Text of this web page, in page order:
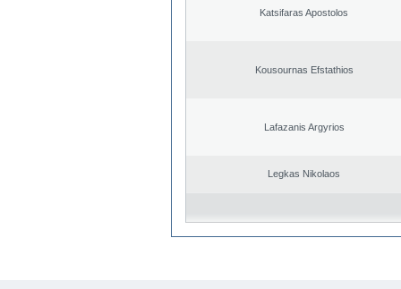
Katsifaras Apostolos
Kousournas Efstathios
Lafazanis Argyrios
Legkas Nikolaos